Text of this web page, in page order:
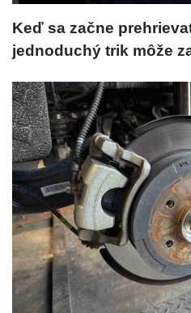
Keď sa začne
jednoduchý trik môže